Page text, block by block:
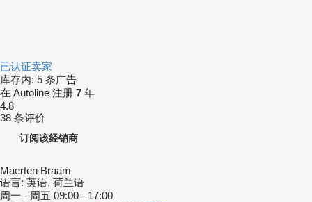
已认证卖家
库存内: 5 条广告
在 Autoline 注册 7 年
4.8
38 条评价
订阅该经销商
Maerten Braam
语言: 英语, 荷兰语
周一 - 周五 09:00 - 17:00